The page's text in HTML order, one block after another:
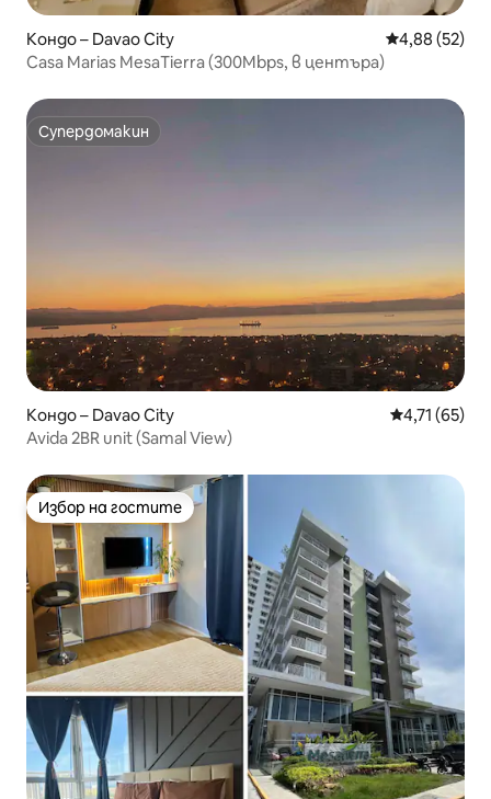
Кондо – Davao City Средна
4,88 (52)
Casa Marias MesaTierra (300Mbps, в центъра)
Супердомакин
Супердомакин
Кондо – Davao City Средна
4,71 (65)
Avida 2BR unit (Samal View)
Избор на гостите
Избор на гостите